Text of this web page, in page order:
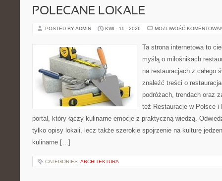
POLECANE LOKALE
POSTED BY ADMIN KWI - 11 - 2026 MOŻLIWOŚĆ
Ta strona internetowa to
myślą o miłośnikach
na restauracjach z całego
znaleźć treści o
podróżach, trendach oraz
też Restauracje w Polsce i
portal, który łączy kulinarne emocje z praktyczną wiedzą.
tylko opisy lokali, lecz także szerokie spojrzenie na kulturę
kulinarne […]
CATEGORIES: ARCHITEKTURA